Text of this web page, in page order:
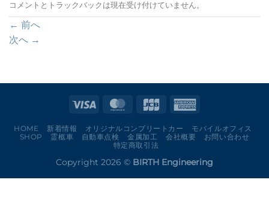
コメントとトラックバックは現在受け付けていません。
← 前へ
次へ →
HOME 新着情報 オリジナルコンプリートカー
モバイルオフィス
SHOP
霊柩車 自動車点検 金属加工 会社概要
お問い合わせ
特定商取引法
Copyright 2026 © BIRTH Engineering